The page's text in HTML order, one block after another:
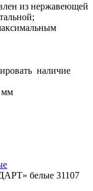
из нержавеющей
наличие
мм
белые 31107